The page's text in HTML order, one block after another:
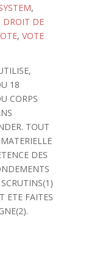
,
DROIT DE
, VOTE
18
CORPS
TOUT
DES
ETE FAITES